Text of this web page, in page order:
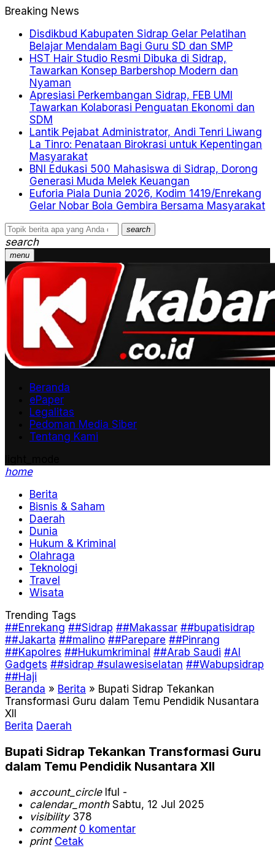
Breaking News
Disdikbud Kabupaten Sidrap Gelar Pelatihan
Belajar Mendalam Bagi Guru SD dan SMP
HST Hair Studio Resmi Dibuka di Sidrap,
Tawarkan Konsep Barbershop Modern dan
Nyaman
Apresiasi Perkembangan Sidrap, FEB UMI
Tawarkan Kolaborasi Penguatan Ekonomi dan
SDM
Lantik Pejabat Administrator, Andi Tenri Liwang
La Tinro: Penataan Birokrasi untuk Kepentingan
Masyarakat
BNI Edukasi 500 Mahasiswa di Sidrap, Dorong
Generasi Muda Melek Keuangan
Euforia Piala Dunia 2026, Kodim 1419/Enrekang
Gelar Nobar Bola Gembira Bersama Masyarakat
search
search
menu
Beranda
ePaper
Legalitas
Pedoman Media Siber
Tentang Kami
home
Berita
Bisnis & Saham
Daerah
Dunia
Hukum & Kriminal
Olahraga
Teknologi
Travel
Wisata
Trending Tags
##Enrekang ##Sidrap ##Makassar ##bupatisidrap
##Jakarta ##malino ##Parepare ##Pinrang
##Kapolres ##Hukumkriminal ##Arab Saudi #AI
Gadgets ##sidrap #sulawesiselatan ##Wabupsidrap
##Haji
Beranda » Berita » Bupati Sidrap Tekankan
Transformasi Guru dalam Temu Pendidik Nusantara
XII
Berita Daerah
Bupati Sidrap Tekankan Transformasi Guru
dalam Temu Pendidik Nusantara XII
account_circleIful -
calendar_monthSabtu, 12 Jul 2025
visibility378
comment 0 komentar
print Cetak